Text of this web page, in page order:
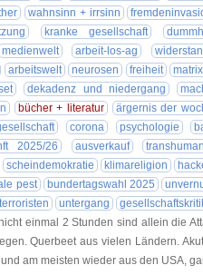
wahnsinn + irrsinn
kranke gesellschaft
medienwelt arbeit-los-ag
arbeitswelt neurosen freiheit
dekadenz und niedergang
bücher + literatur
ärgernis der
corona psychologie
2025/26 ausverkauf
scheindemokratie klimareligion
pest bundertagswahl 2025
untergang
einmal 2 Stunden sind allein die
Querbeet aus vielen Ländern.
am meisten wieder aus den USA,